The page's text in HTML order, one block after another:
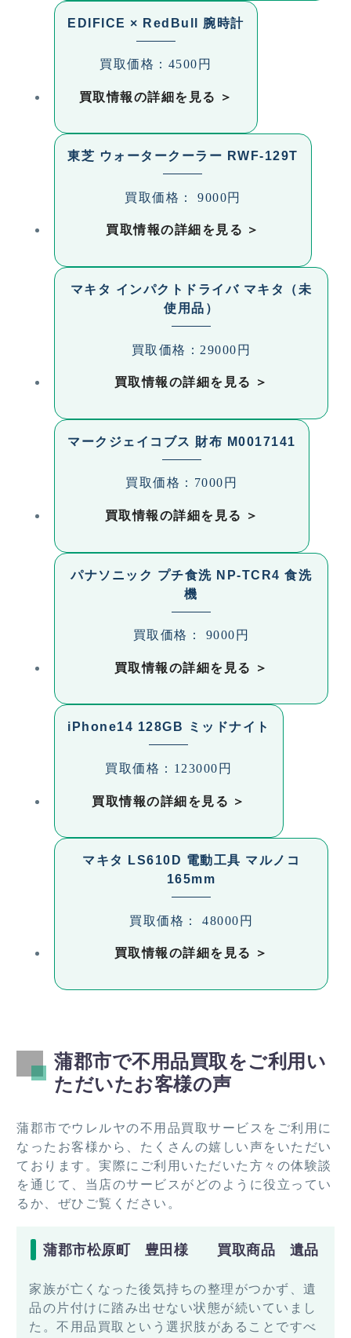
EDIFICE × RedBull 腕時計
買取価格：4500円
買取情報の詳細を見る
東芝 ウォータークーラー RWF-129T
買取価格： 9000円
買取情報の詳細を見る
マキタ インパクトドライバ マキタ（未
使用品）
買取価格：29000円
買取情報の詳細を見る
マークジェイコブス 財布 M0017141
買取価格：7000円
買取情報の詳細を見る
パナソニック プチ食洗 NP-TCR4 食洗
機
買取価格： 9000円
買取情報の詳細を見る
iPhone14 128GB ミッドナイト
買取価格：123000円
買取情報の詳細を見る
マキタ LS610D 電動工具 マルノコ
165mm
買取価格： 48000円
買取情報の詳細を見る
蒲郡市で不用品買取をご利用い
ただいたお客様の声
蒲郡市でウレルヤの不用品買取サービスをご利用に
なったお客様から、たくさんの嬉しい声をいただい
ております。実際にご利用いただいた方々の体験談
を通じて、当店のサービスがどのように役立ってい
るか、ぜひご覧ください。
蒲郡市松原町 豊田様 買取商品 遺品
家族が亡くなった後気持ちの整理がつかず、遺
品の片付けに踏み出せない状態が続いていまし
た。不用品買取という選択肢があることですべ